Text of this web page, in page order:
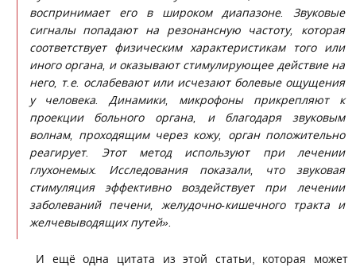
воспринимает его в широком диапазоне. Звуковые
сигналы попадают на резонансную частоту, которая
соответствует физическим характеристикам того или
иного органа, и оказывают стимулирующее действие на
него, т.е. ослабевают или исчезают болевые ощущения
у человека. Динамики, микрофоны прикрепляют к
проекции больного органа, и благодаря звуковым
волнам, проходящим через кожу, орган положительно
реагирует. Этот метод используют при лечении
глухонемых. Исследования показали, что звуковая
стимуляция эффективно воздействует при лечении
заболеваний печени, желудочно-кишечного тракта и
желчевыводящих путей».
И ещё одна цитата из этой статьи, которая может